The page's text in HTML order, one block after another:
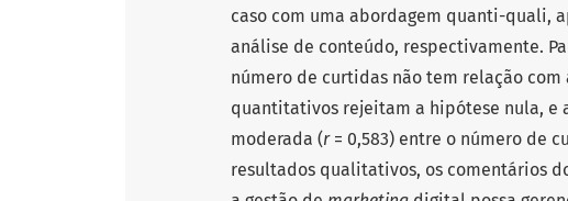
caso com uma abordagem quanti-quali,
análise de conteúdo, respectivamente.
número de curtidas não tem relação com
quantitativos rejeitam a hipótese nula, e
moderada (r= 0,583) entre o número de
resultados qualitativos, os comentários